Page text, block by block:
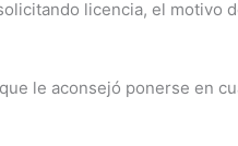
licencia, el motivo
le aconsejó ponerse en